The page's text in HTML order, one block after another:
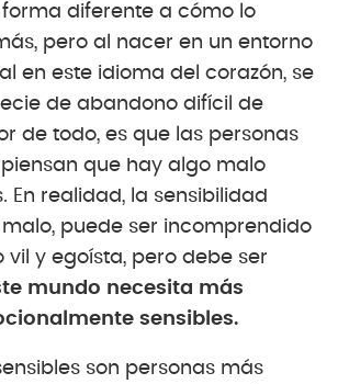
diferente a cómo lo
pero al nacer en un entorno
en este idioma del corazón, se
de abandono difícil de
de todo, es que las personas
que hay algo malo
En realidad, la sensibilidad
puede ser incomprendido
vil y egoísta, pero debe ser
mundo necesita más
sensibles.
son personas más